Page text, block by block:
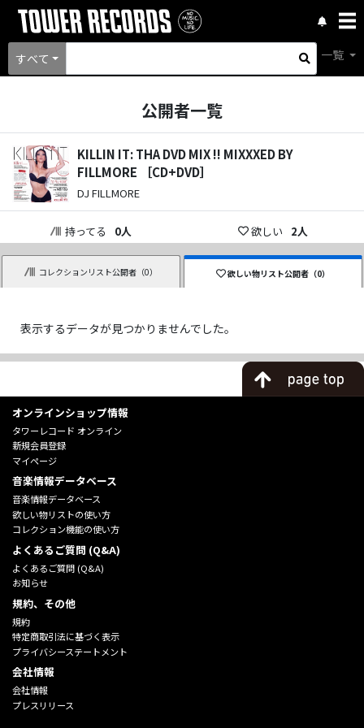
すべて 一覧
公開者一覧
KILLIN IT: THA DVD MIX !! MIXXXED BY
FILLMORE ［CD+DVD］
DJ FILLMORE
持ってる 0人 欲しい 2人
コレクションリスト公開者（0） 欲しい物リスト公開者（0）
表示するデータが見つかりませんでした。
オンラインショップ情報
タワーレコード オンライン
新規会員登録
マイページ
音楽情報データベース
音楽情報データベース
欲しい物リストの使い方
コレクション機能の使い方
よくあるご質問 (Q&A)
よくあるご質問 (Q&A)
お知らせ
規約、その他
規約
特定商取引法に基づく表示
プライバシーステートメント
会社情報
会社情報
プレスリリース